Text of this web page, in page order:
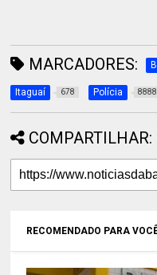
MARCADORES:
Itaguaí 678 Polícia 8888
COMPARTILHAR:
RECOMENDADO PARA